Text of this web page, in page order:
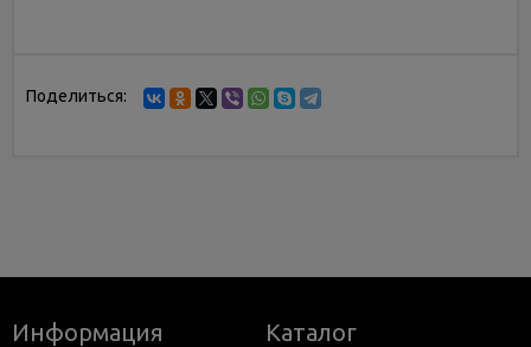
Поделиться:
Информация Каталог